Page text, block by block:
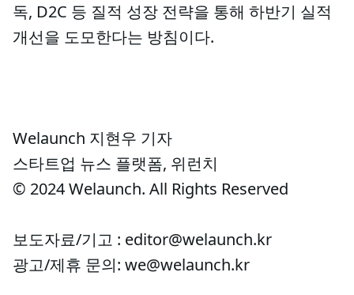
독, D2C 등 질적 성장 전략을 통해 하반기 실적
개선을 도모한다는 방침이다.
Welaunch 지현우 기자
스타트업 뉴스 플랫폼, 위런치
© 2024 Welaunch. All Rights Reserved
보도자료/기고 : editor@welaunch.kr
광고/제휴 문의: we@welaunch.kr